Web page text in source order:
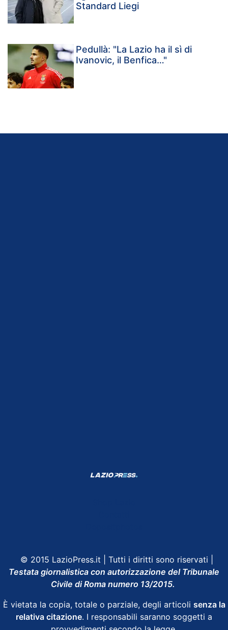
Standard Liegi
Pedullà: "La Lazio ha il sì di
Ivanovic, il Benfica…"
© 2015 LazioPress.it | Tutti i diritti sono riservati |
Testata giornalistica con autorizzazione del Tribunale
Civile di Roma numero 13/2015.
È vietata la copia, totale o parziale, degli articoli senza la
relativa citazione. I responsabili saranno soggetti a